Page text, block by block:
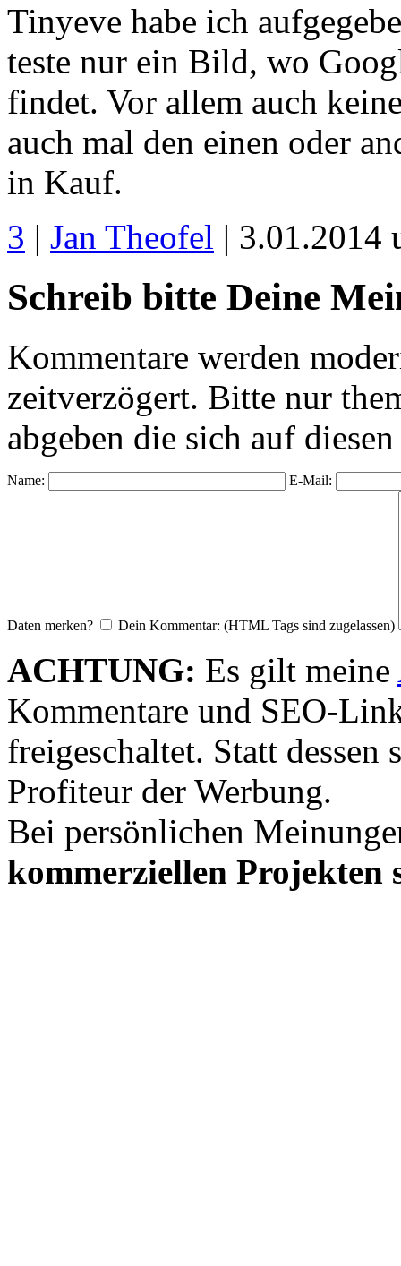
Tinyeve habe ich
teste nur ein Bild, wo
findet. Vor allem auch
auch mal den einen oder
in Kauf.
3 | Jan Theofel | 3.01.2014
Schreib bitte Deine
Kommentare werden
zeitverzögert. Bitte nur
abgeben die sich auf
Name: E-Mail:
Daten merken? Dein Kommentar: (HTML Tags sind zugelassen)
ACHTUNG: Es gilt meine
Kommentare und SEO-
freigeschaltet. Statt dessen
Profiteur der Werbung.
Bei persönlichen
kommerziellen Projekten